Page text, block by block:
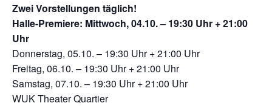
Zwei Vorstellungen täglich!
Halle-Premiere: Mittwoch, 04.10. – 19:30 Uhr + 21:00
Uhr
Donnerstag, 05.10. – 19:30 Uhr + 21:00 Uhr
Freitag, 06.10. – 19:30 Uhr + 21:00 Uhr
Samstag, 07.10. – 19:30 Uhr + 21:00 Uhr
WUK Theater Quartier